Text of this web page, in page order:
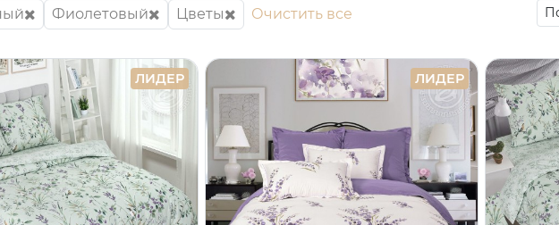
Фиолетовый Цветы Очистить все
ЛИДЕР ЛИДЕР